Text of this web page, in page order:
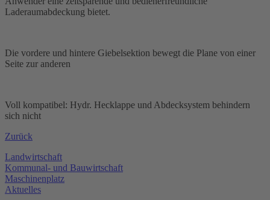
Laderaumabdeckung bietet.
Die vordere und hintere Giebelsektion bewegt die Plane von einer
Seite zur anderen
Voll kompatibel: Hydr. Hecklappe und Abdecksystem behindern
sich nicht
Zurück
Landwirtschaft
Kommunal- und Bauwirtschaft
Maschinenplatz
Aktuelles